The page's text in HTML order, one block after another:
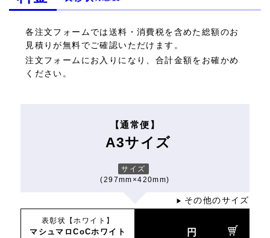
各注文フォームでは送料・消費税を含めた総額のお
見積りが無料でご確認いただけます。
注文フォームにお入りになり、合計金額をお確かめ
ください。
【通常便】
A3サイズ
サイズ
(297mm×420mm)
▶ その他のサイズ
表彰状【ホワイト】
マシュマロCoCホワイト
円